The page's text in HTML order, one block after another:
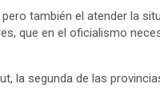
también el atender la
que en el oficialismo
la segunda de las